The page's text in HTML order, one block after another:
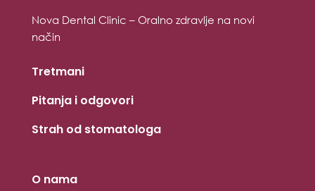
Nova Dental Clinic – Oralno zdravlje na novi
način
Tretmani
Pitanja i odgovori
Strah od stomatologa
O nama